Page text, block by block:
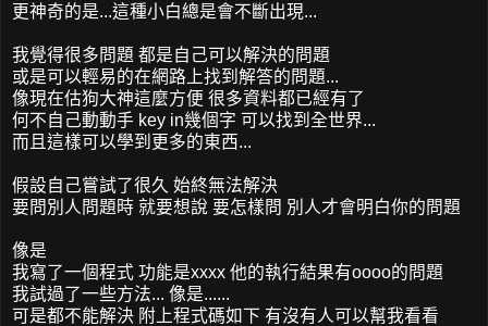
更神奇的是...這種小白總是會不斷出現...
我覺得很多問題 都是自己可以解決的問題
或是可以輕易的在網路上找到解答的問題...
像現在估狗大神這麼方便 很多資料都已經有了
何不自己動動手 key in幾個字 可以找到全世界...
而且這樣可以學到更多的東西...
假設自己嘗試了很久 始終無法解決
要問別人問題時 就要想說 要怎樣問 別人才會明白你的問題
像是
我寫了一個程式 功能是xxxx 他的執行結果有oooo的問題
我試過了一些方法... 像是......
可是都不能解決 附上程式碼如下 有沒有人可以幫我看看